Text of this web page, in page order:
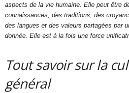
aspects de la vie humaine. Elle peut être
connaissances, des traditions, des
des langues et des valeurs partagées par
donnée. Elle est à la fois une force
Tout savoir sur la
général